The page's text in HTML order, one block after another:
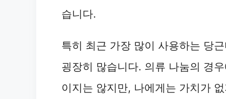
습니다.
특히 최근 가장 많이 사용하는 당
굉장히 많습니다. 의류 나눔의 경
이지는 않지만, 나에게는 가치가